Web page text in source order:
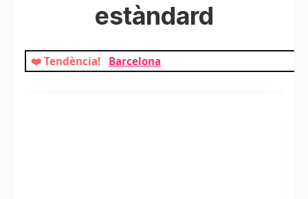
estàndard
❤️ Tendència! Barcelona